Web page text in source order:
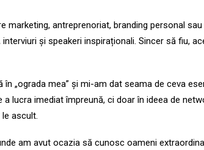
marketing, antreprenoriat, branding personal
și speakeri inspiraționali. Sincer să fiu,
„ograda mea” și mi-am dat seama de ceva
lucra imediat împreună, ci doar în ideea de
ascult.
am avut ocazia să cunosc oameni